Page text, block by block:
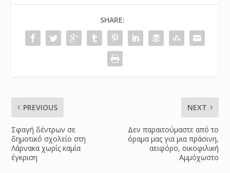
SHARE:
PREVIOUS
Σφαγή δέντρων σε
δημοτικό σχολείο στη
Λάρνακα χωρίς καμία
έγκριση
NEXT
Δεν παραιτούμαστε από το
όραμα μας για μια πράσινη,
αειφόρο, οικοφιλική
Αμμόχωστο